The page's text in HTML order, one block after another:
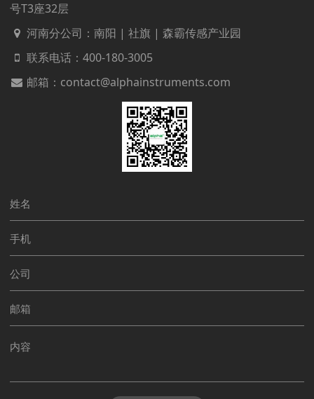
号T3座32层
河南分公司：南阳 | 社旗 | 森霸传感产业园
联系电话： 400-180-3005
邮箱：contact@alphainstruments.com